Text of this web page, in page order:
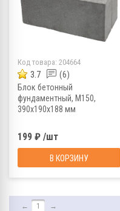
Код товара: 204664
3.7 (6)
Блок бетонный
фундаментный, М150,
390х190х188 мм
199 ₽ /шт
В КОРЗИНУ
← 1 →